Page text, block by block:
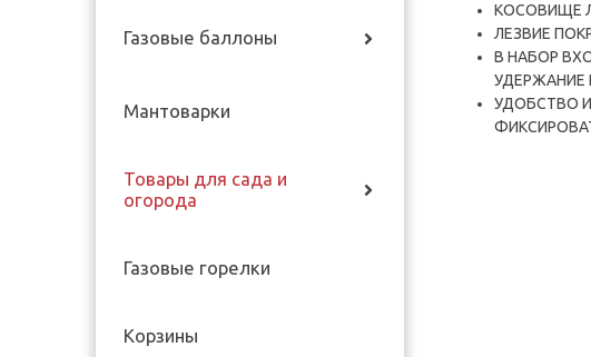
Газовые баллоны
Мантоварки
Товары для сада и
огорода
Газовые горелки
Корзины
КОСОВИЩЕ
ЛЕЗВИЕ
В НАБОР
УДОБСТВО